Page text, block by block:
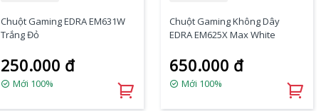
Chuột Gaming EDRA EM631W
Trắng Đỏ
250.000 đ
Mới 100%
Chuột Gaming Không Dây
EDRA EM625X Max White
650.000 đ
Mới 100%